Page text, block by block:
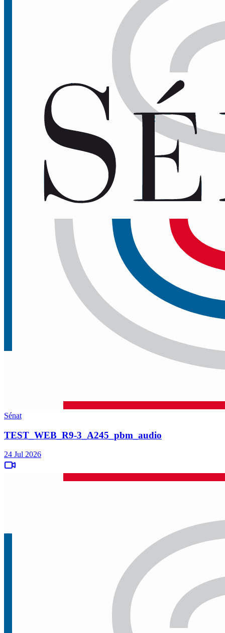
Sénat
TEST_WEB_R9-3_A245_pbm_audio
24 Jul 2026